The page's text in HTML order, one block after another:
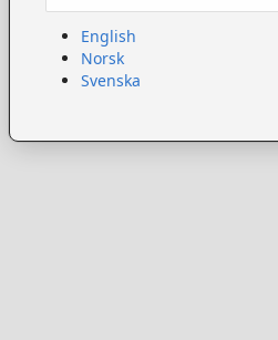
English
Norsk
Svenska